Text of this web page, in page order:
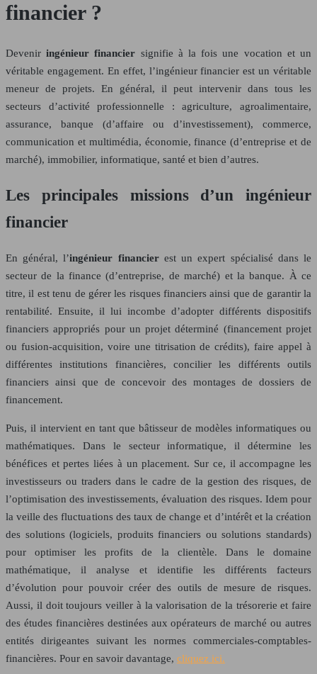
financier ?
Deveniringénieur financier signifie à la fois une vocation et un
véritable engagement. En effet, l’ingénieur financier est un véritable
meneur de projets. En général, il peut intervenir dans tous les
secteurs d’activité professionnelle : agriculture, agroalimentaire,
assurance, banque (d’affaire ou d’investissement), commerce,
communication et multimédia, économie, finance (d’entreprise et de
marché), immobilier, informatique, santé et bien d’autres.
Les principales missions d’un ingénieur
financier
En général, l’ingénieur financier est un expert spécialisé dans le
secteur de la finance (d’entreprise, de marché) et la banque. À ce
titre, il est tenu de gérer les risques financiers ainsi que de garantir la
rentabilité. Ensuite, il lui incombe d’adopter différents dispositifs
financiers appropriés pour un projet déterminé (financement projet
ou fusion-acquisition, voire une titrisation de crédits), faire appel à
différentes institutions financières, concilier les différents outils
financiers ainsi que de concevoir des montages de dossiers de
financement.
Puis, il intervient en tant que bâtisseur de modèles informatiques ou
mathématiques. Dans le secteur informatique, il détermine les
bénéfices et pertes liées à un placement. Sur ce, il accompagne les
investisseurs ou traders dans le cadre de la gestion des risques, de
l’optimisation des investissements, évaluation des risques. Idem pour
la veille des fluctuations des taux de change et d’intérêt et la création
des solutions (logiciels, produits financiers ou solutions standards)
pour optimiser les profits de la clientèle. Dans le domaine
mathématique, il analyse et identifie les différents facteurs
d’évolution pour pouvoir créer des outils de mesure de risques.
Aussi, il doit toujours veiller à la valorisation de la trésorerie et faire
des études financières destinées aux opérateurs de marché ou autres
entités dirigeantes suivant les normes commerciales-comptables-
financières. Pour en savoir davantage, cliquez ici.